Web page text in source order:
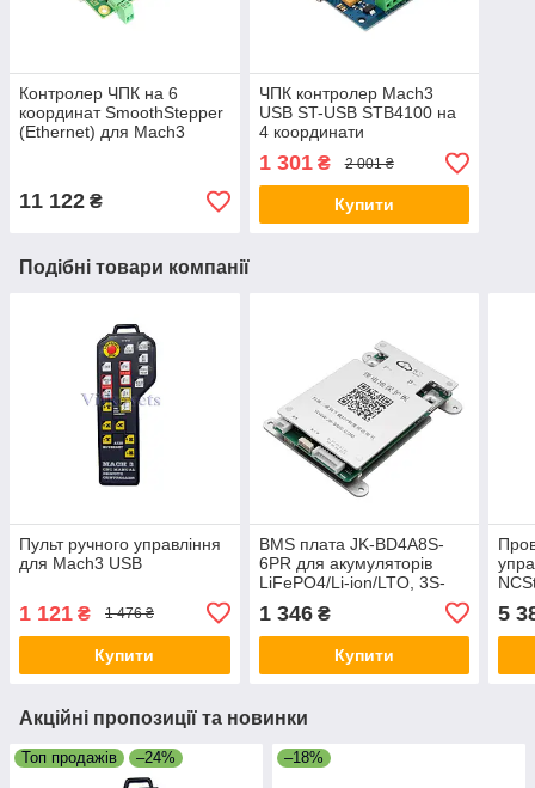
Контролер ЧПК на 6
координат SmoothStepper
(Ethernet) для Mach3
11 122 ₴
ЧПК контролер Mach3
USB ST-USB STB4100 на
4 координати
1 301₴ 2 001 ₴
Купити
Подібні товари компанії
Пульт ручного управління
для Mach3 USB
1 121 ₴ 1 476 ₴
Купити
BMS плата JK-BD4A8S-
6PR для акумуляторів
LiFePO4/Li-ion/LTO, 3S-
балансуванням 0.4A
1 346₴
Купити
5
Акційні пропозиції та новинки
Топ продажів –24% –18%